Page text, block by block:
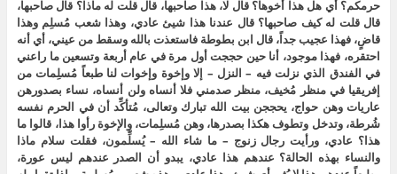
حرمكم؟ أي هل هذا أخوها؟ قال لا، هذا صاحبها، قال قلت له ماذا؟ قال صاحبها،
قال قلت له كيف صاحبها؟ قال عندنا هذا شيئ عادي، وهذا شعب مُسلِم وهذا
قاضٍ، فهذا عجيب جداً، قال ابن بطوطة فاستعذت بالله وسقط من عيني، أي أنه
احتقره، فهذا موجود، أنا حين حججت أول مرة في عام أربعة وتسعين ما راعني
في الفندق الذي نزلت فيه – النزل – إلا وإخوة وإخوات لنا طبعاً مُسلِمات من
إفريقيا في منظر مُخيف، منظر صدمني فلا أنساه ولن أنساه، نساء بصدورهن
عاريات وهن حواج، يحججن بيت الله تبارك وتعالى، مُتأكِّد أن في الحرم نفسه
شُرطة، وتدخل وتطوف هكذا بصدرها، وهن مُسلِمات، والإخوة رأوا هذا، قالوا ما
هذا؟ عادي، ورأيت رجال زنوج – ما شاء الله – يُسلِّمون، فقلت سلام ماذا
والنساء بهذه الحالة؟ عندهم هذا عادي، يبدو أن الصدر عندهم ليس عورة،